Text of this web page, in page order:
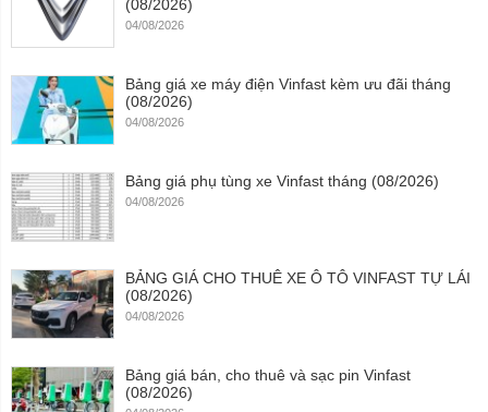
(08/2026)
04/08/2026
Bảng giá xe máy điện Vinfast kèm ưu đãi tháng
(08/2026)
04/08/2026
Bảng giá phụ tùng xe Vinfast tháng (08/2026)
04/08/2026
BẢNG GIÁ CHO THUÊ XE Ô TÔ VINFAST TỰ LÁI
(08/2026)
04/08/2026
Bảng giá bán, cho thuê và sạc pin Vinfast
(08/2026)